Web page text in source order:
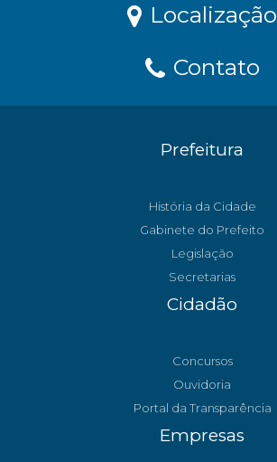
Localização
Contato
Prefeitura
História da Cidade
Gabinete do Prefeito
Legislação
Secretarias
Cidadão
Concursos
Ouvidoria
Portal da Transparência
Empresas